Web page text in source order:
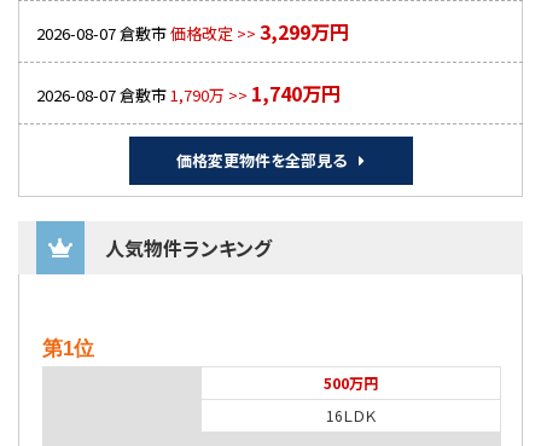
2026-08-07倉敷市価格改定 >> 3,299万円
2026-08-07倉敷市1,790万 >> 1,740万円
価格変更物件を全部見る
人気物件ランキング
第1位
500万円
16ＬＤＫ